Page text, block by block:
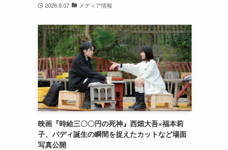
2026.8.07 メディア情報
映画『時給三〇〇円の死神』西畑大吾×福本莉
子、バディ誕生の瞬間を捉えたカットなど場面
写真公開